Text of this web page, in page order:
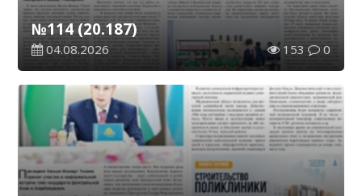
№114 (20.187)
04.08.2026 153 0